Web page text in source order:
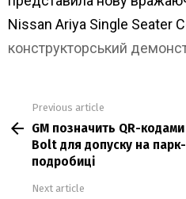
Nissan Ariya Single Seater
конструкторський
more
Previous article
GM позначить QR-
Bolt для допуску на
подробиці
Next article